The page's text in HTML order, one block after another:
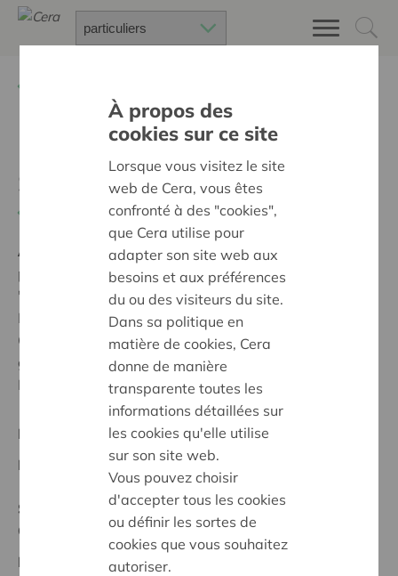
Erweiterung der
Spielesammlung
Ambition:
Des quartiers chaleureux et bienveillants
pour tous
'Der Spieletreff Sankt Vith bietet Menschen die
Möglichkeit, in geselliger Atmosphäre gemeinsam
Gesellschaftsspiele zu spielen. Dabei hat CERA uns
geholfen die nötigen Spiele anzuschaffen um dieses
Projekt zu verwirklichen.'
Projet régional
Date de début:20/02/2025
Statut:
Ostbelgien
Date de décision:20/02/2025
À propos des
cookies sur ce site
Lorsque vous visitez le site
web de Cera, vous êtes
confronté à des "cookies",
que Cera utilise pour
adapter son site web aux
besoins et aux préférences
du ou des visiteurs du site.
Dans sa politique en
matière de cookies, Cera
donne de manière
transparente toutes les
informations détaillées sur
les cookies qu'elle utilise
sur son site web.
Vous pouvez choisir
d'accepter tous les cookies
ou définir les sortes de
cookies que vous souhaitez
autoriser.